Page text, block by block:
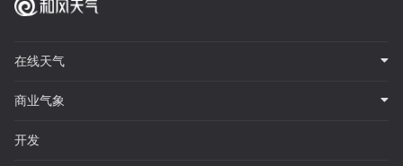
在线天气
商业气象
开发